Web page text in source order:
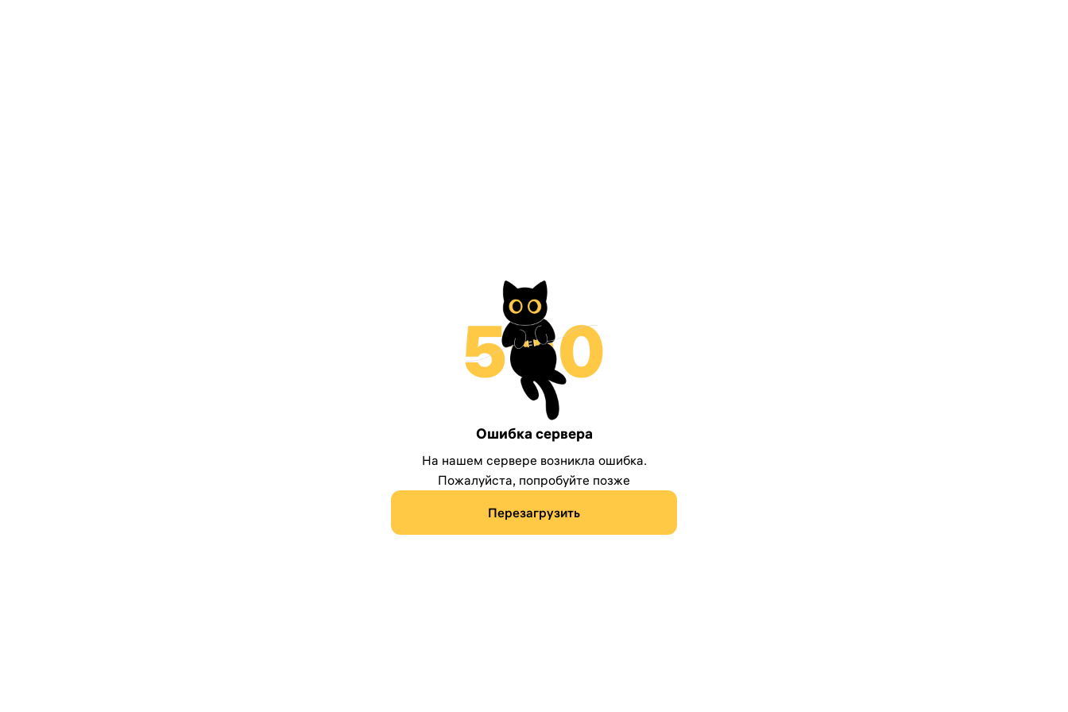
Ошибка сервера
На нашем сервере возникла ошибка.
Пожалуйста, попробуйте позже
Перезагрузить